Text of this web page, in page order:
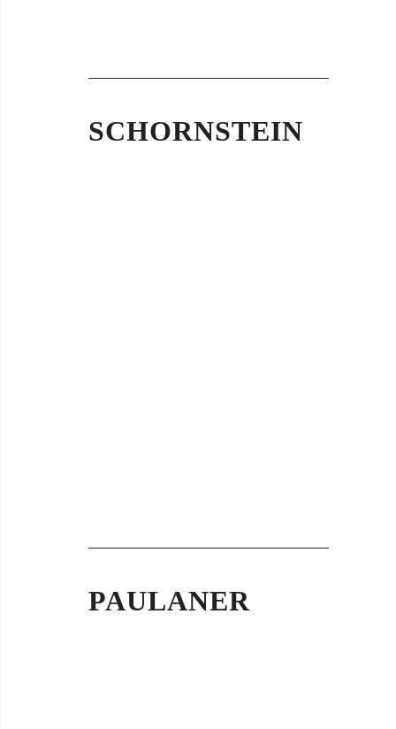
SCHORNSTEIN
PAULANER